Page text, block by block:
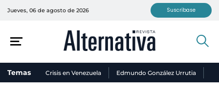
Jueves, 06 de agosto de 2026 Suscríbase
Temas Crisis en Venezuela Edmundo González Urrutia